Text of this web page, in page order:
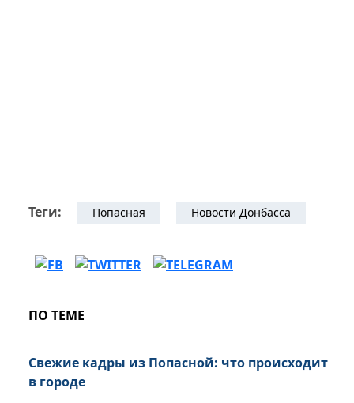
Теги: Попасная Новости Донбасса
ПО ТЕМЕ
Свежие кадры из Попасной: что происходит
в городе